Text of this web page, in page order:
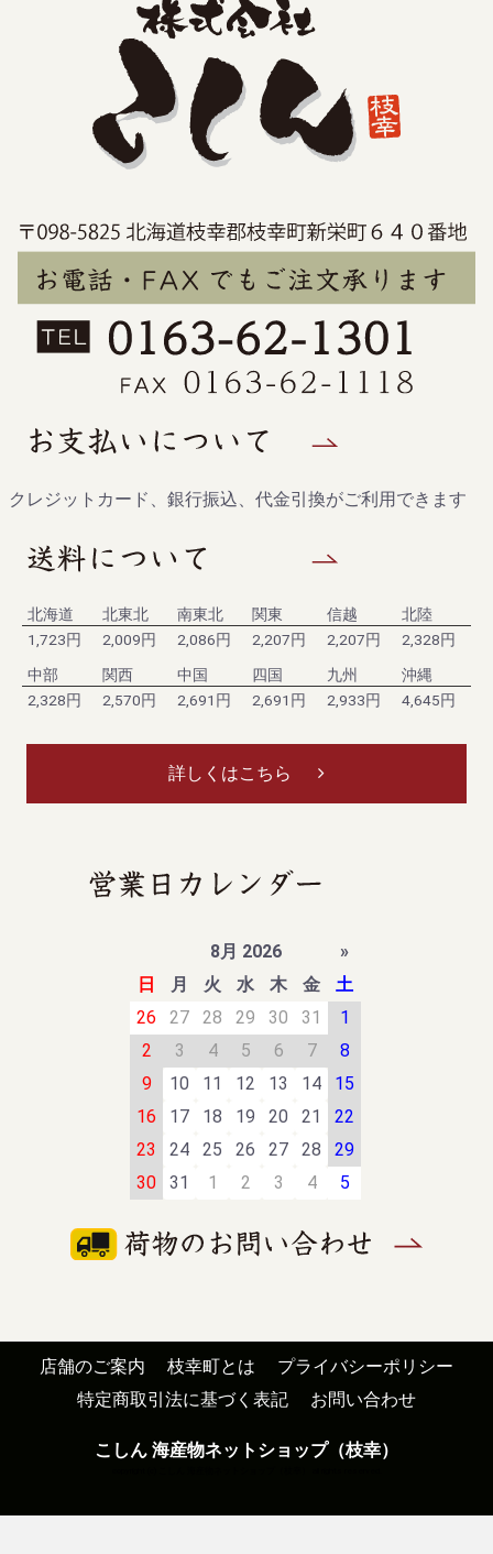
クレジットカード、銀行振込、代金引換がご利用できます
北海道
1,723円
北東北
2,009円
南東北
2,086円
関東
2,207円
信越
2,207円
北陸
2,328円
中部
2,328円
関西
2,570円
中国
2,691円
四国
2,691円
九州
2,933円
沖縄
4,645円
詳しくはこちら
8月 2026
»
日
月 火 水 木 金
土
26
27 28 29 30 31
1
2
3 4 5 6 7
8
9
10 11 12 13 14
15
16
17 18 19 20 21
22
23
24 25 26 27 28
29
30
31 1 2 3 4 5
店舗のご案内 枝幸町とは
プライバシーポリシー
特定商取引法に基づく表記
お問い合わせ
こしん 海産物ネットショップ（枝幸）